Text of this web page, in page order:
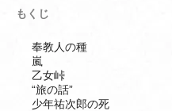
もくじ
奉教人の種
嵐
乙女峠
“旅の話”
少年祐次郎の死